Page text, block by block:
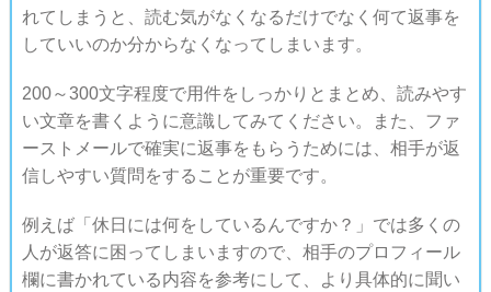
れてしまうと、読む気がなくなるだけでなく何て返事を
していいのか分からなくなってしまいます。
200～300文字程度で用件をしっかりとまとめ、読みやす
い文章を書くように意識してみてください。また、ファ
ーストメールで確実に返事をもらうためには、相手が返
信しやすい質問をすることが重要です。
例えば「休日には何をしているんですか？」では多くの
人が返答に困ってしまいますので、相手のプロフィール
欄に書かれている内容を参考にして、より具体的に聞い